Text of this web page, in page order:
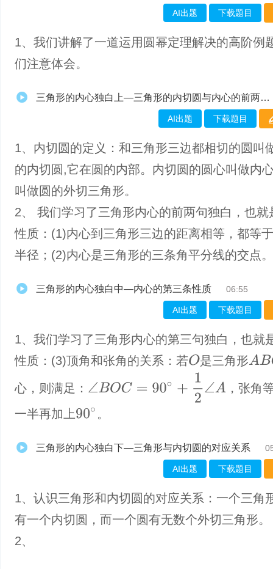
AI出题 下载题目
1、我们讲解了一道运用圆幂定理解决的高阶例
们注意体会。
三角形的内心独白上—三角形的内切圆与内心的前两条性质
AI出题 下载题目
1、内切圆的定义：和三角形三边都相切的圆叫
的内切圆,它在圆的内部。内切圆的圆心叫做内
叫做圆的外切三角形。
2、 我们学习了三角形内心的前两句独白，也就
性质：(1)内心到三角形三边的距离相等，都等
半径；(2)内心是三角形的三条角平分线的交点。
三角形的内心独白中—内心的第三条性质 06:55
AI出题 下载题目
1、我们学习了三角形内心的第三句独白，也就
性质：(3)顶角和张角的关系：若O 是三角形 AB C
心，则满足：
，张角
一半再加上90∘ 。
三角形的内心独白下—三角形与内切圆的对应关系
AI出题 下载题目
1、认识三角形和内切圆的对应关系：一个三角
有一个内切圆，而一个圆有无数个外切三角形。
2、